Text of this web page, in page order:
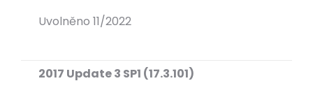
Uvolněno 11/2022
2017 Update 3 SP1 (17.3.101)